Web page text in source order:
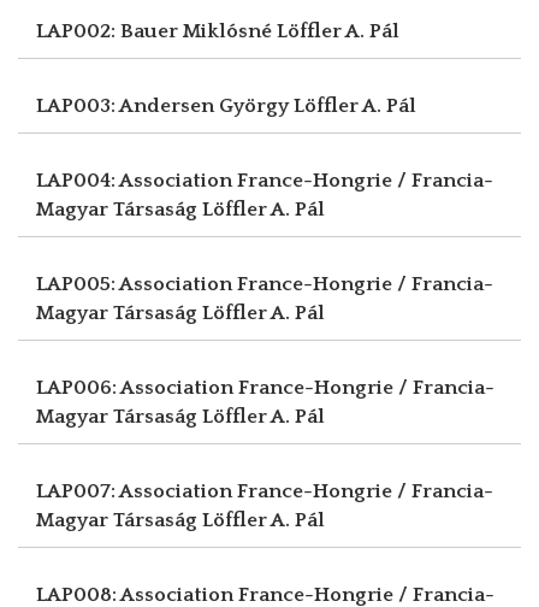
LAP002: Bauer Miklósné Löffler A. Pál
LAP003: Andersen GyörgyLöffler A. Pál
LAP004: Association France-Hongrie / Francia-
Magyar Társaság Löffler A. Pál
LAP005: Association France-Hongrie / Francia-
Magyar Társaság Löffler A. Pál
LAP006: Association France-Hongrie / Francia-
Magyar Társaság Löffler A. Pál
LAP007: Association France-Hongrie / Francia-
Magyar Társaság Löffler A. Pál
LAP008: Association France-Hongrie / Francia-